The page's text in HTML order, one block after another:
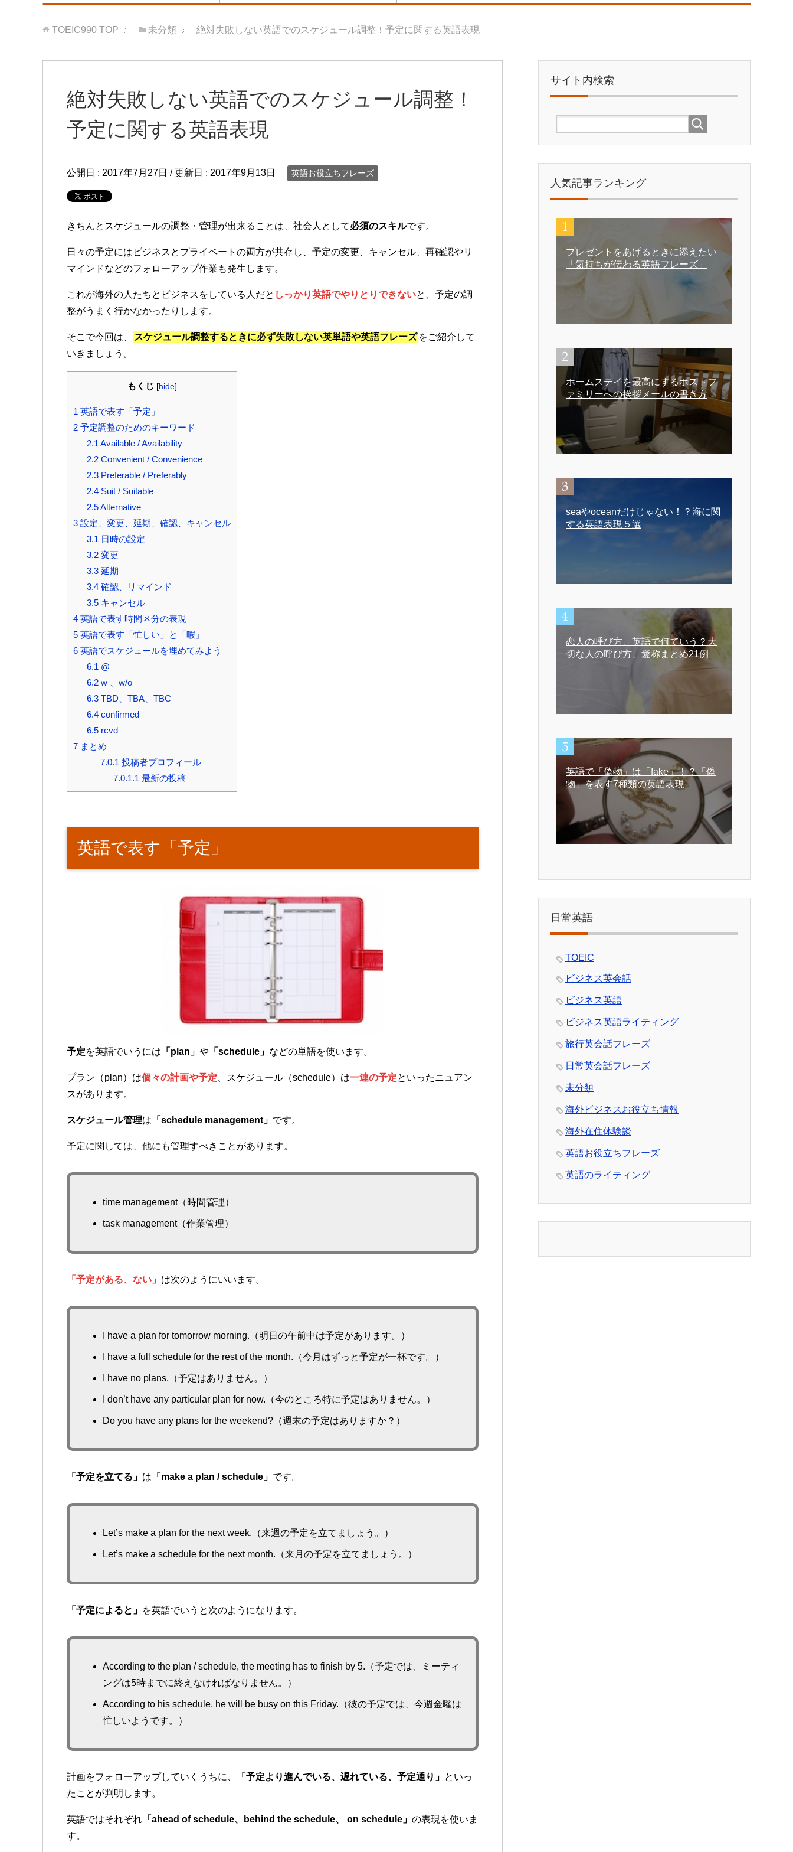
TOEIC990 TOP 未分類 絶対失敗しない英語でのスケジュール調整！予定に関する英語表現
絶対失敗しない英語でのスケジュール調整！
予定に関する英語表現
公開日 : 2017年7月27日 / 更新日 : 2017年9月13日 英語お役立ちフレーズ
きちんとスケジュールの調整・管理が出来ることは、社会人として必須のスキルです。
日々の予定にはビジネスとプライベートの両方が共存し、予定の変更、キャンセル、再確認やリ
マインドなどのフォローアップ作業も発生します。
これが海外の人たちとビジネスをしている人だと しっかり英語でやりとりできないと、予定の調
整がうまく行かなかったりします。
そこで今回は、 スケジュール調整するときに必ず失敗しない英単語や英語フレーズ をご紹介して
いきましょう。
もくじ [hide]
1 英語で表す「予定」
2 予定調整のためのキーワード
2.1 Available / Availability
2.2Convenient / Convenience
2.3Preferable / Preferably
2.4Suit / Suitable
2.5Alternative
3 設定、変更、延期、確認、キャンセル
3.1 日時の設定
3.2変更
3.3延期
3.4確認、リマインド
3.5キャンセル
4 英語で表す時間区分の表現
5 英語で表す「忙しい」と「暇」
6 英語でスケジュールを埋めてみよう
6.1 @
6.2w 、w/o
6.3TBD、TBA、TBC
6.4confirmed
6.5rcvd
7 まとめ
7.0.1 投稿者プロフィール
7.0.1.1 最新の投稿
英語で表す「予定」
予定を英語でいうには 「plan」 や 「schedule」 などの単語を使います。
プラン（plan）は個々の計画や予定 、スケジュール（schedule）は一連の予定といったニュアン
スがあります。
スケジュール管理は 「schedule management」 です。
予定に関しては、他にも管理すべきことがあります。
time management（時間管理）
task management（作業管理）
「予定がある、ない」 は次のようにいいます。
I have a plan for tomorrow morning.（明日の午前中は予定があります。）
I have a full schedule for the rest of the month.（今月はずっと予定が一杯です。）
I have no plans.（予定はありません。）
I don’t have any particular plan for now.（今のところ特に予定はありません。）
Do you have any plans for the weekend?（週末の予定はありますか？）
「予定を立てる」 は 「make a plan / schedule」 です。
Let’s make a plan for the next week.（来週の予定を立てましょう。）
Let’s make a schedule for the next month.（来月の予定を立てましょう。）
「予定によると」 を英語でいうと次のようになります。
According to the plan / schedule, the meeting has to finish by 5.（予定では、ミーティ
ングは5時までに終えなければなりません。）
According to his schedule, he will be busy on this Friday.（彼の予定では、今週金曜は
忙しいようです。）
計画をフォローアップしていくうちに、 「予定より進んでいる、遅れている、予定通り」 といっ
たことが判明します。
英語ではそれぞれ 「ahead of schedule、behind the schedule、 on schedule」 の表現を使いま
す。
サイト内検索
人気記事ランキング
プレゼントをあげるときに添えたい
「気持ちが伝わる英語フレーズ」
ホームステイを最高にするホストフ
ァミリーへの挨拶メールの書き方
seaやoceanだけじゃない！？海に関
する英語表現５選
恋人の呼び方、英語で何ていう？大
切な人の呼び方、愛称まとめ21例
英語で「偽物」は「fake」！？「偽
物」を表す7種類の英語表現
日常英語
TOEIC
ビジネス英会話
ビジネス英語
ビジネス英語ライティング
旅行英会話フレーズ
日常英会話フレーズ
未分類
海外ビジネスお役立ち情報
海外在住体験談
英語お役立ちフレーズ
英語のライティング